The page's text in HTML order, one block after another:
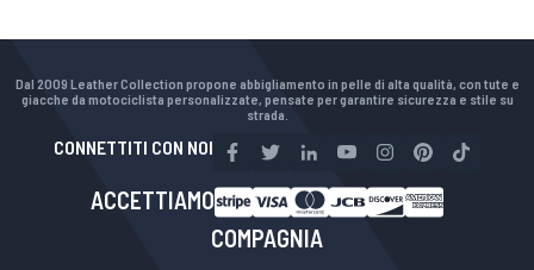
Dal 2009 Leather Collection propone abbigliamento in pelle di alta qualità, con tute e
giacche da motociclista personalizzate, pensate per garantire sicurezza e stile su
strada.
CONNETTITI CON NOI
ACCETTIAMO
COMPAGNIA